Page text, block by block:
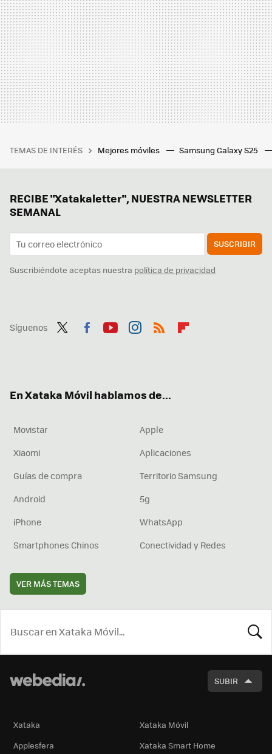
TEMAS DE INTERÉS Mejores móviles Samsung Galaxy S25
RECIBE "Xatakaletter", NUESTRA NEWSLETTER
SEMANAL
SUSCRIBIR
Suscribiéndote aceptas nuestra política de privacidad
Síguenos
En Xataka Móvil hablamos de...
Movistar
Apple
Xiaomi
Aplicaciones
Guías de compra
Territorio Samsung
Android
5g
iPhone
WhatsApp
Smartphones Chinos
Conectividad y Redes
VER MÁS TEMAS
SUBIR
Xataka
Xataka Móvil
Applesfera
Xataka Smart Home